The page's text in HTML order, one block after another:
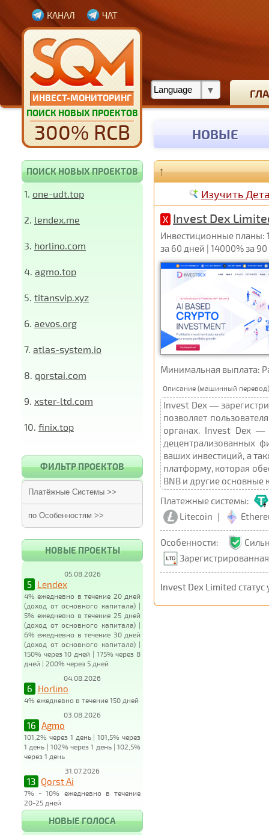
ИНВЕСТ-МОНИТОРИНГ
ПОИСК НОВЫХ ПРОЕКТОВ
300% RCB
КАНАЛ ЧАТ
НОВЫЕ
ПОИСК НОВЫХ ПРОЕКТОВ
1. one-udt.top
2. lendex.me
3. horlino.com
4. agmo.top
5. titansvip.xyz
6. aevos.org
7. atlas-system.io
8. qorstai.com
9. xster-ltd.com
10. finix.top
ФИЛЬТР ПРОЕКТОВ
Платёжные Системы >>
по Особенностям >>
НОВЫЕ ПРОЕКТЫ
05.08.2026
5 Lendex
4% ежедневно в течение 20 дней
(доход от основного капитала) |
5% ежедневно в течение 25 дней
(доход от основного капитала) |
6% ежедневно в течение 30 дней
(доход от основного капитала) |
150% через 10 дней | 175% через 8
дней | 200% через 5 дней
04.08.2026
6 Horlino
4% ежедневно в течение 150 дней
03.08.2026
16 Agmo
101,2% через 1 день | 101,5% через
1 день | 102% через 1 день | 102,5%
через 1 день
31.07.2026
13 Qorst Ai
7% - 10% ежедневно в течение
20-25 дней
↑
Изучить
X Invest Dex
Инвестиционные планы:
за 60 дней | 14000% за
Минимальная выплата:
Описание (машинный
Invest Dex —
позволяет
органах. Invest Dex —
децентрализованных
ваших инвестиций, а
платформу, которая
BNB и другие основные
Платежные системы:
Litecoin |
Особенности:
Invest Dex Limited
НОВЫЕ ГОЛОСА